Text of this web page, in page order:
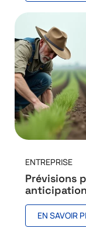
ENTREPRISE
Prévisions
EN SAVOIR